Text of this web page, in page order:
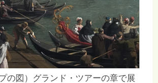
の図）グランド・ツアーの章で展